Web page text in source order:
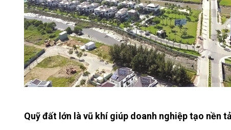
Quỹ đất lớn là vũ khí giúp doanh nghiệp tạo nền